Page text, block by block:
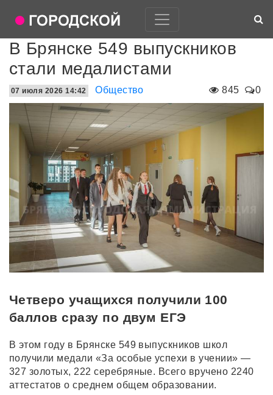
В Брянске 549 выпускников
стали медалистами
845 0
07 июля 2026 14:42 Общество
Четверо учащихся получили 100
баллов сразу по двум ЕГЭ
В этом году в Брянске 549 выпускников школ
получили медали «За особые успехи в учении» —
327 золотых, 222 серебряные. Всего вручено 2240
аттестатов о среднем общем образовании.